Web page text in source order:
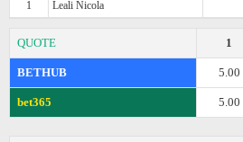
1
Leali Nicola
QUOTE 1
BETHUB 5.00
bet365 5.00